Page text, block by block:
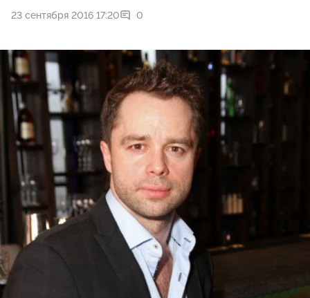
23 сентября 2016 17:20 0